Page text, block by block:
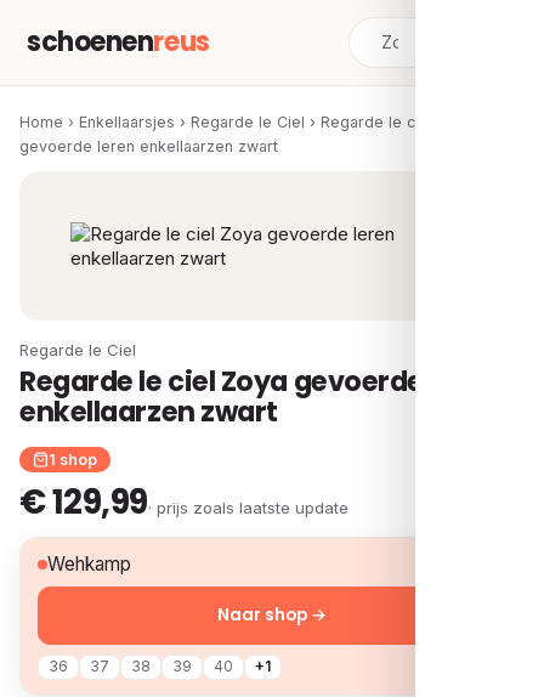
schoenenreus
Home › Enkellaarsjes › Regarde le Ciel › Regarde le ciel Zoya
gevoerde leren enkellaarzen zwart
Regarde le Ciel
Regarde le ciel Zoya gevoerde leren
enkellaarzen zwart
1 shop
€ 129,99· prijs zoals laatste update
Wehkamp
36 37 38 39 40 +1
Naar shop →